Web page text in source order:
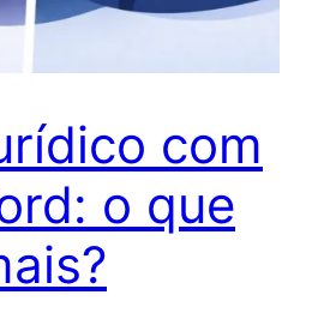
com
o que